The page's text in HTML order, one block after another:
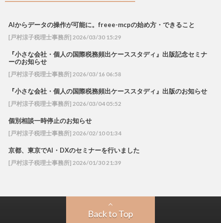
AIからデータの操作が可能に。freee-mcpの始め方・できること
[戸村涼子税理士事務所] 2026/03/30 15:29
『小さな会社・個人の国際税務頻出ケーススタディ』出版記念セミナ
ーのお知らせ
[戸村涼子税理士事務所] 2026/03/16 06:58
『小さな会社・個人の国際税務頻出ケーススタディ』出版のお知らせ
[戸村涼子税理士事務所] 2026/03/04 05:52
個別相談一時停止のお知らせ
[戸村涼子税理士事務所] 2026/02/10 01:34
京都、東京でAI・DXのセミナーを行いました
[戸村涼子税理士事務所] 2026/01/30 21:39
Back to Top